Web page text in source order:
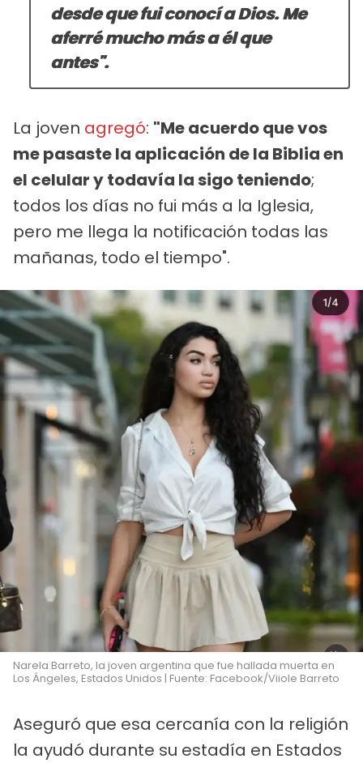
desde que fui conocí a Dios. Me
aferré mucho más a él que
antes".
La joven agregó: "Me acuerdo que vos
me pasaste la aplicación de la Biblia en
el celular y todavía la sigo teniendo;
todos los días no fui más a la Iglesia,
pero me llega la notificación todas las
mañanas, todo el tiempo".
Narela Barreto, la joven argentina que fue hallada muerta en
Los Ángeles, Estados Unidos | Fuente: Facebook/Viiole Barreto
Aseguró que esa cercanía con la religión
la ayudó durante su estadía en Estados